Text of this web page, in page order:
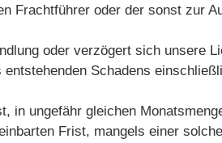
Frachtführer oder der sonst zur
oder verzögert sich unsere
Schadens
in ungefähr gleichen
Frist, mangels einer